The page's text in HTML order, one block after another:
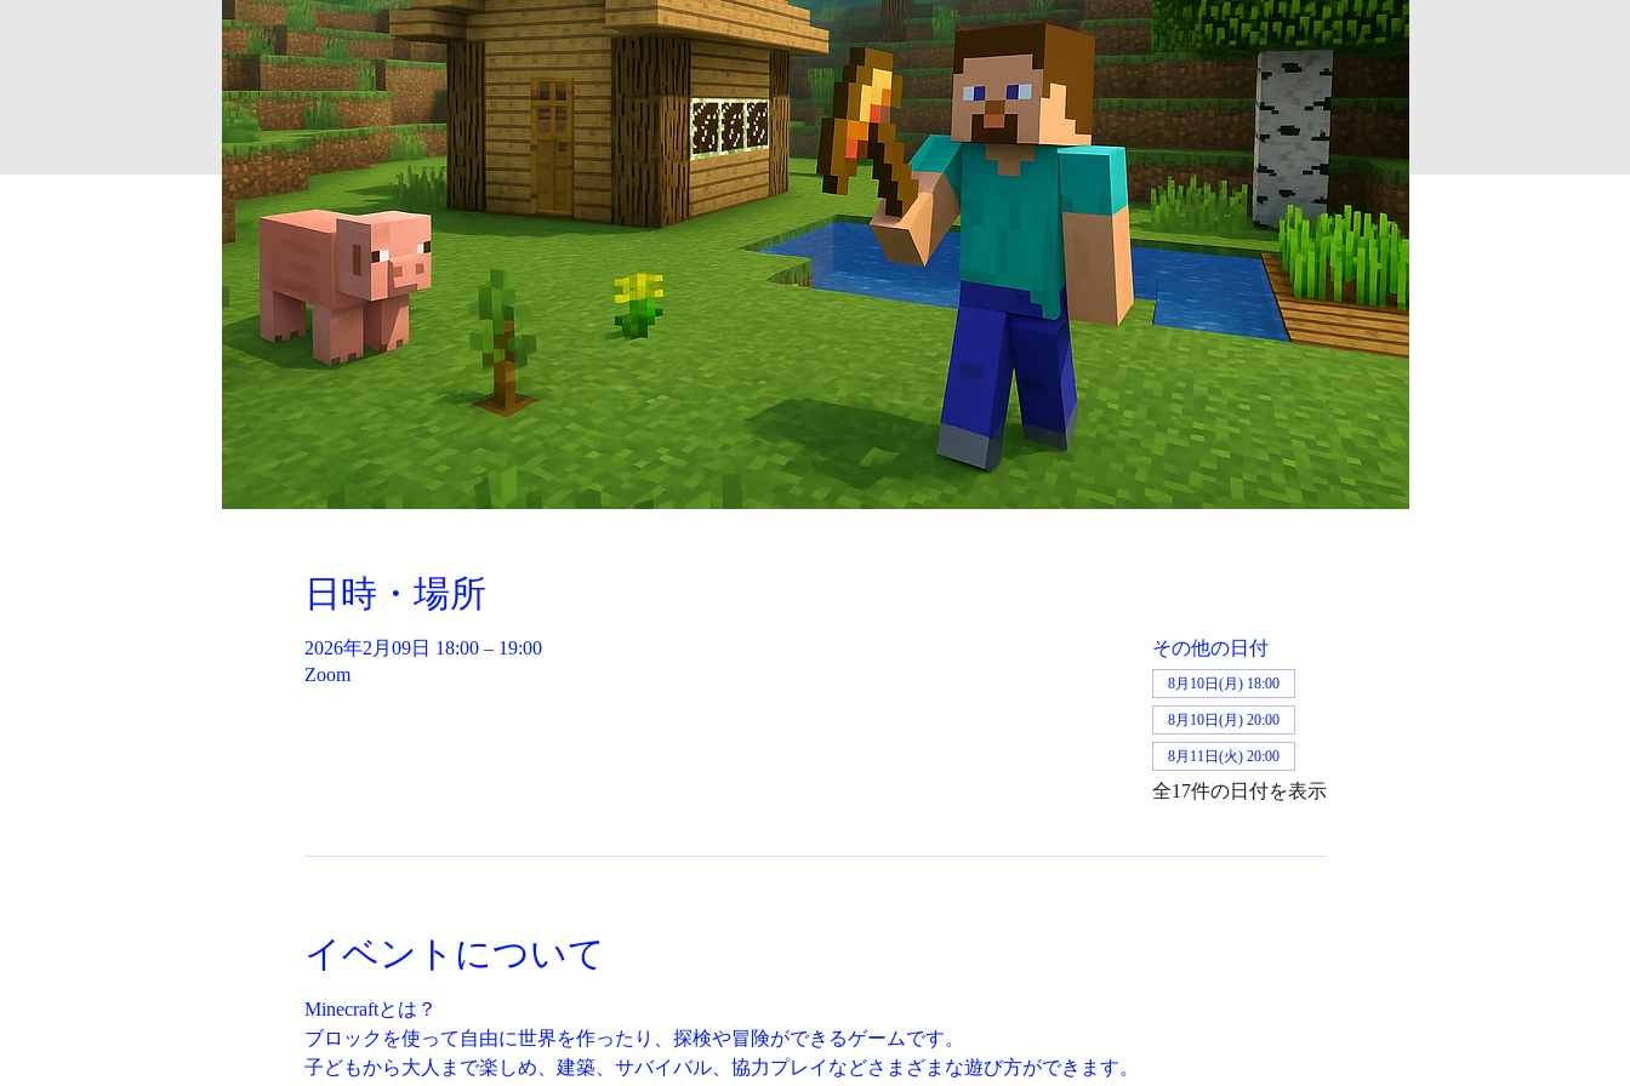
日時・場所
2026年2月09日 18:00 – 19:00
Zoom
その他の日付
8月10日(月) 18:00
8月10日(月) 20:00
8月11日(火) 20:00
全17件の日付を表示
イベントについて
Minecraftとは？
ブロックを使って自由に世界を作ったり、探検や冒険ができるゲームです。
子どもから大人まで楽しめ、建築、サバイバル、協力プレイなどさまざまな遊び方ができます。